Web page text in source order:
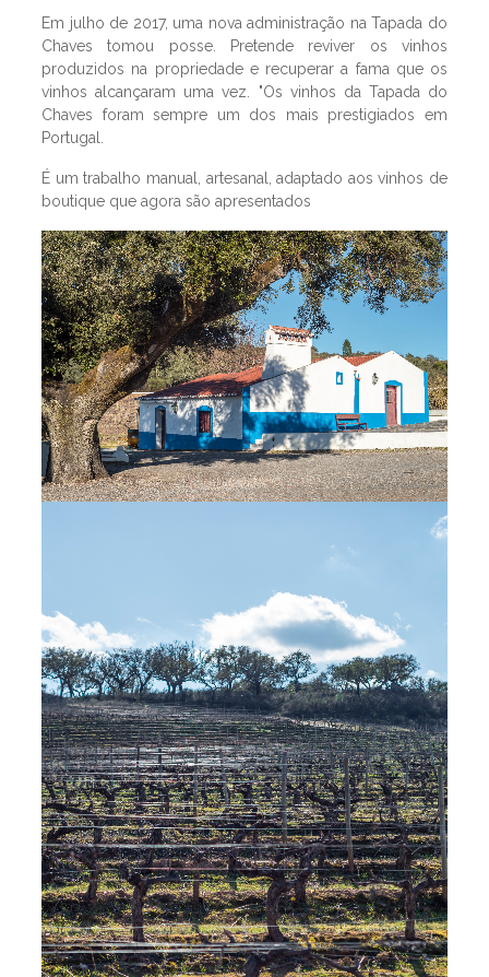
Em julho de 2017, uma nova administração na Tapada do
Chaves tomou posse. Pretende reviver os vinhos
produzidos na propriedade e recuperar a fama que os
vinhos alcançaram uma vez. "Os vinhos da Tapada do
Chaves foram sempre um dos mais prestigiados em
Portugal.
É um trabalho manual, artesanal, adaptado aos vinhos de
boutique que agora são apresentados